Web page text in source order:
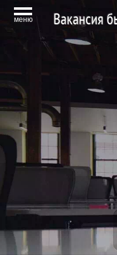
меню Вакансия